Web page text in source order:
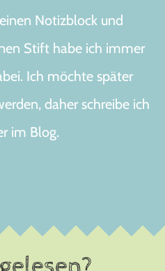
Notizblock und
Stift habe ich immer
Ich möchte später
daher schreibe ich
im Blog.